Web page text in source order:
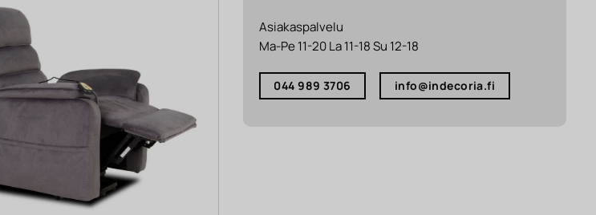
Asiakaspalvelu
Ma-Pe 11-20 La 11-18 Su 12-18
044 989 3706 info@indecoria.fi